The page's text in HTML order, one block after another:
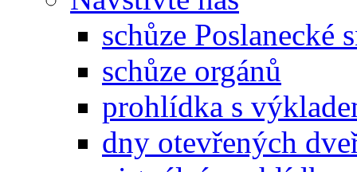
schůze Poslanecké
schůze orgánů
prohlídka s
dny otevřených